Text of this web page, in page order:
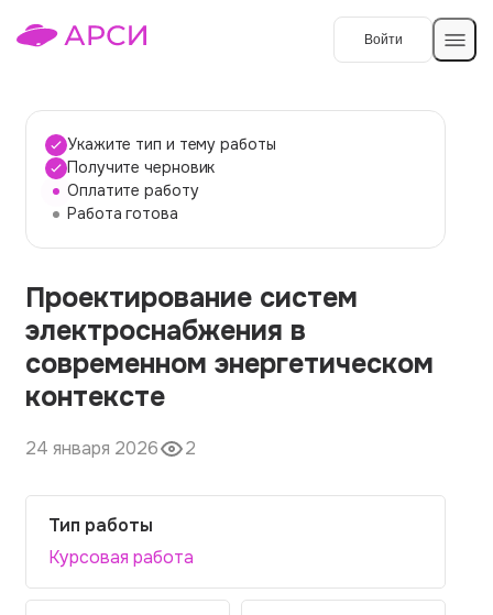
Войти
Темы работ
О сервисе
О компании
Наши гарантии
Порядок оплаты
Контакты
Укажите тип и тему работы
Получите черновик
Оплатите работу
Работа готова
Проектирование систем
электроснабжения в
современном энергетическом
контексте
24 января 2026 2
Тип работы
Курсовая работа